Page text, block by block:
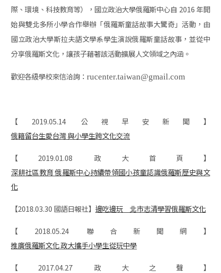
際、環境、科技教育等），國立政治大學俄羅斯中心自 2016 年開
始與雙北多所小學合作舉辦「俄羅斯童話故事大驚奇」活動，由
國立政治大學斯拉夫語文學系學生演說俄羅斯童話故事，並從中
分享俄羅斯文化，讓孩子藉著該活動擴展人文領域之內涵。
歡迎各級學校來信洽詢：rucenter.taiwan@gmail.com
【 2019.05.14 公視早安新聞】
俄籍留台生愛台灣 與小學生跨文化交流
【 2019.01.08政大首頁】
深耕社區教育 俄羅斯中心持續帶領國小孩童認識俄羅斯歷史與文
化
【2018.03.30 國語日報社】 邊吃邊玩 北市志清學習俄羅斯文化
【 2018.05.24 聯合新聞網】
推廣俄羅斯文化 政大攜手小學生從玩中學
【 2017.04.27政大之聲】